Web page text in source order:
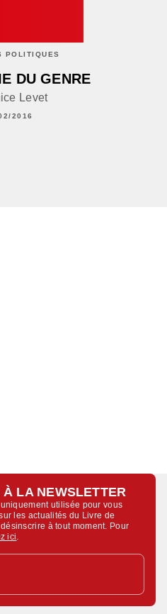
POLITIQUES
DU GENRE
Levet
2016
LA NEWSLETTER
utilisée pour vous
les actualités du Livre de
à tout moment. Pour
ici.